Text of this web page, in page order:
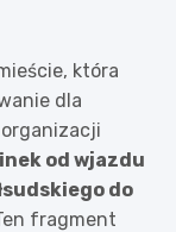
która
dla
od wjazdu
do
fragment